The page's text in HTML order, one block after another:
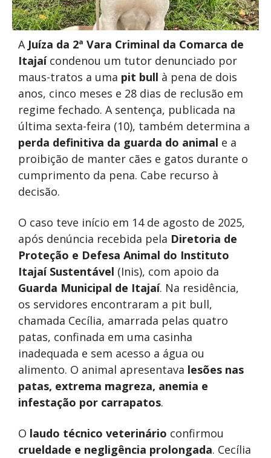
A Juíza da 2ª Vara Criminal da Comarca de
Itajaícondenou um tutor denunciado por
maus-tratos a uma pit bull à pena de dois
anos, cinco meses e 28 dias de reclusão em
regime fechado. A sentença, publicada na
última sexta-feira (10), também determina a
perda definitiva da guarda do animal e a
proibição de manter cães e gatos durante o
cumprimento da pena. Cabe recurso à
decisão.
O caso teve início em 14 de agosto de 2025,
após denúncia recebida pela Diretoria de
Proteção e Defesa Animal do Instituto
Itajaí Sustentável (Inis), com apoio da
Guarda Municipal de Itajaí. Na residência,
os servidores encontraram a pit bull,
chamada Cecília, amarrada pelas quatro
patas, confinada em uma casinha
inadequada e sem acesso a água ou
alimento. O animal apresentava lesões nas
patas, extrema magreza, anemia e
infestação por carrapatos.
O laudo técnico veterinário confirmou
crueldade e negligência prolongada. Cecília